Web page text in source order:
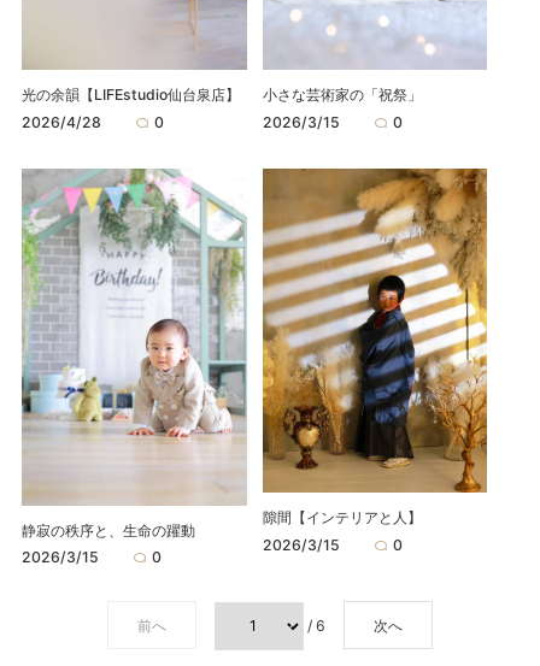
光の余韻【LIFEstudio仙台泉店】
2026/4/28
0
小さな芸術家の「祝祭」
2026/3/15
0
静寂の秩序と、生命の躍動
2026/3/15
0
隙間【インテリアと人】
2026/3/15
0
前へ / 6 次へ